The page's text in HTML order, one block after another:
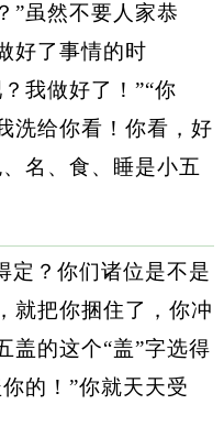
”虽然不要人家恭
好了事情的时
我做好了！”“你
洗给你看！你看，好
名、食、睡是小五
定？你们诸位是不是
就把你捆住了，你冲
盖的这个“盖”字选得
的！”你就天天受